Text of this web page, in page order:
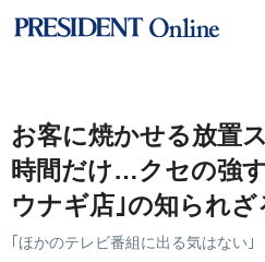
お客に焼かせる放置
時間だけ…クセの強
ウナギ店｣の知られざ
｢ほかのテレビ番組に出る気はない｣